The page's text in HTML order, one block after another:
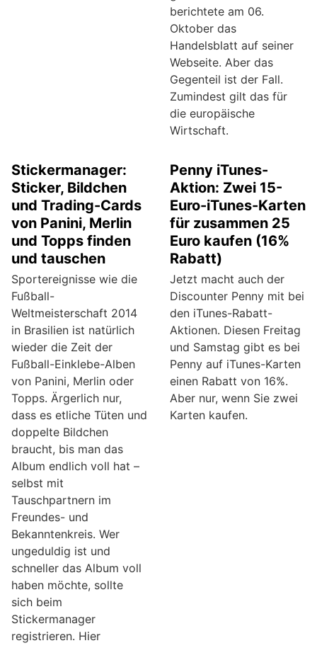
berichtete am 06.
Oktober das
Handelsblatt auf seiner
Webseite. Aber das
Gegenteil ist der Fall.
Zumindest gilt das für
die europäische
Wirtschaft.
Stickermanager:
Sticker, Bildchen
und Trading-Cards
von Panini, Merlin
und Topps finden
und tauschen
Sportereignisse wie die
Fußball-
Weltmeisterschaft 2014
in Brasilien ist natürlich
wieder die Zeit der
Fußball-Einklebe-Alben
von Panini, Merlin oder
Topps. Ärgerlich nur,
dass es etliche Tüten und
doppelte Bildchen
braucht, bis man das
Album endlich voll hat –
selbst mit
Tauschpartnern im
Freundes- und
Bekanntenkreis. Wer
ungeduldig ist und
schneller das Album voll
haben möchte, sollte
sich beim
Stickermanager
registrieren. Hier
Penny iTunes-
Aktion: Zwei 15-
Euro-iTunes-Karten
für zusammen 25
Euro kaufen (16%
Rabatt)
Jetzt macht auch der
Discounter Penny mit bei
den iTunes-Rabatt-
Aktionen. Diesen Freitag
und Samstag gibt es bei
Penny auf iTunes-Karten
einen Rabatt von 16%.
Aber nur, wenn Sie zwei
Karten kaufen.